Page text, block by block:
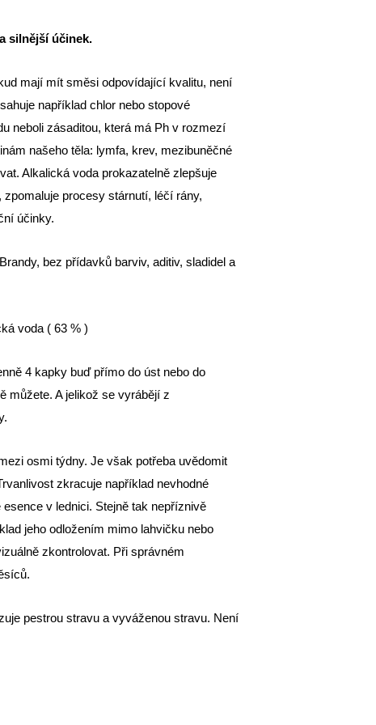
silnější účinek.
mají mít směsi odpovídající kvalitu, není
například chlor nebo stopové
neboli zásaditou, která má Ph v rozmezí
našeho těla: lymfa, krev, mezibuněčné
Alkalická voda prokazatelně zlepšuje
procesy stárnutí, léčí rány,
účinky.
bez přídavků barviv, aditiv, sladidel a
voda ( 63 % )
4 kapky buď přímo do úst nebo do
můžete. A jelikož se vyrábějí z
osmi týdny. Je však potřeba uvědomit
zkracuje například nevhodné
v lednici. Stejně tak nepříznivě
jeho odložením mimo lahvičku nebo
zkontrolovat. Při správném
pestrou stravu a vyváženou stravu. Není